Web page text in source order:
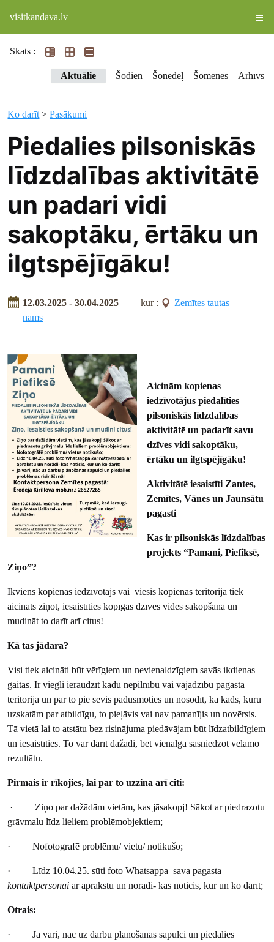
visitkandava.lv
Skats :
Aktuālie Šodien Šonedēļ Šomēnes Arhīvs
Ko darīt >Pasākumi
Piedalies pilsoniskās
līdzdalības aktivitātē
un padari vidi
sakoptāku, ērtāku un
ilgtspējīgāku!
12.03.2025 - 30.04.2025 kur :
Zemītes tautas
nams
Aicinām kopienas
iedzīvotājus piedalīties
pilsoniskās līdzdalības
aktivitātē un padarīt savu
dzīves vidi sakoptāku,
ērtāku un ilgtspējīgāku!
Aktivitātē iesaistīti Zantes,
Zemītes, Vānes un Jaunsātu
pagasti
Kas ir pilsoniskās līdzdalības
projekts “Pamani, Piefiksē,
Ziņo”?
Ikviens kopienas iedzīvotājs vai viesis kopienas teritorijā tiek
aicināts ziņot, iesaistīties kopīgās dzīves vides sakopšanā un
mudināt to darīt arī citus!
Kā tas jādara?
Visi tiek aicināti būt vērīgiem un nevienaldzīgiem savās ikdienas
gaitās. Ir viegli ieraudzīt kādu nepilnību vai vajadzību pagasta
teritorijā un par to pie sevis padusmoties un nosodīt, ka kāds, kuru
uzskatām par atbildīgu, to pieļāvis vai nav pamanījis un novērsis.
Tā vietā lai to atstātu bez risinājuma piedāvājam būt līdzatbildīgiem
un iesaistīties. To var darīt dažādi, bet vienalga sasniedzot vēlamo
rezultātu.
Pirmais ir rīkojies, lai par to uzzina arī citi:
· Ziņo par dažādām vietām, kas jāsakopj! Sākot ar piedrazotu
grāvmalu līdz lieliem problēmobjektiem;
· Nofotografē problēmu/ vietu/ notikušo;
· Līdz 10.04.25. sūti foto Whatsappa sava pagasta
kontaktpersonaiar aprakstu un norādi- kas noticis, kur un ko darīt;
Otrais:
· Ja vari, nāc uz darbu plānošanas sapulci un piedalies